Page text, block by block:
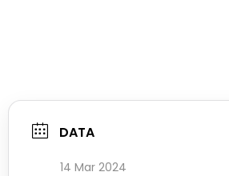
DATA
14 Mar 2024